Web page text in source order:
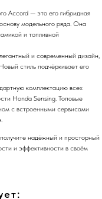
Accord — это его гибридная
модельного ряда. Она
и топливной
и современный дизайн,
стиль подчёркивает его
комплектацию всех
Honda Sensing. Топовые
с встроенными сервисами
надёжный и просторный
и эффективности в своём